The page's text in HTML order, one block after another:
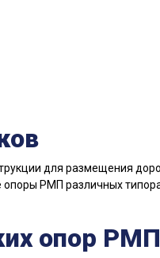
для размещения
РМП различных
опор РМП